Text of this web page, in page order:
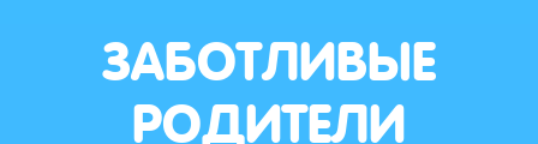
ЗАБОТЛИВЫЕ
РОДИТЕЛИ